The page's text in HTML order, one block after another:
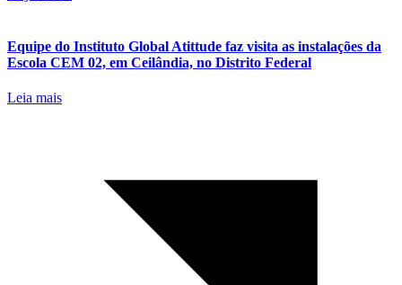
Equipe do Instituto Global Atittude faz visita as instalações da
Escola CEM 02, em Ceilândia, no Distrito Federal
Leia mais